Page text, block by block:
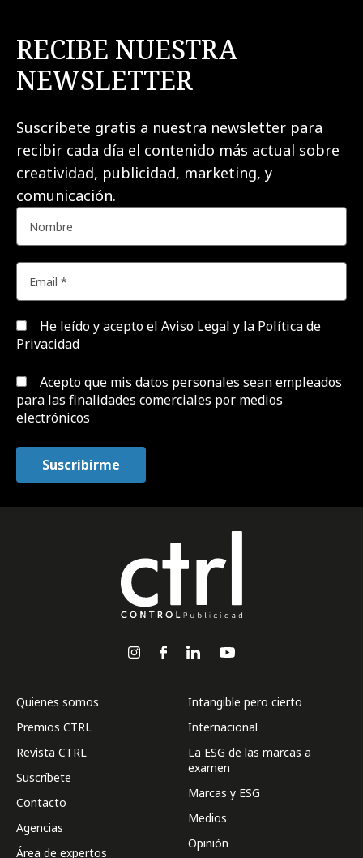
RECIBE NUESTRA
NEWSLETTER
Suscríbete gratis a nuestra newsletter para
recibir cada día el contenido más actual sobre
creatividad, publicidad, marketing, y
comunicación.
He leído y acepto el Aviso Legal y la Política de
Privacidad
Acepto que mis datos personales sean empleados
para las finalidades comerciales por medios
electrónicos
Quienes somos
Premios CTRL
Revista CTRL
Suscríbete
Contacto
Agencias
Área de expertos
Intangible pero cierto
Internacional
La ESG de las marcas a
examen
Marcas y ESG
Medios
Opinión